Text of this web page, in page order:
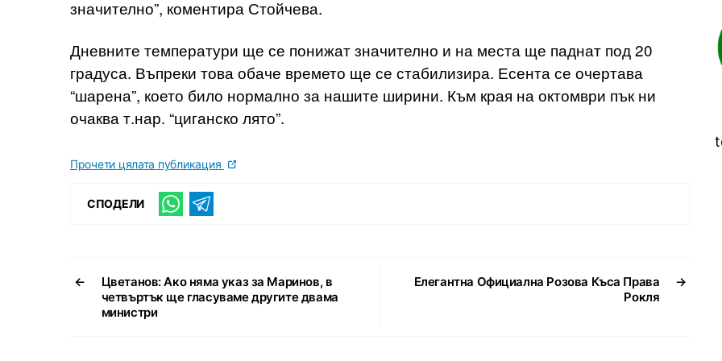
значително”, коментира Стойчева.
Дневните температури ще се понижат значително и на места ще паднат под 20
градуса. Въпреки това обаче времето ще се стабилизира. Есента се очертава
“шарена”, което било нормално за нашите ширини. Към края на октомври пък ни
очаква т.нар. “циганско лято”.
Прочети цялата публикация
СПОДЕЛИ
←
Цветанов: Ако няма указ за Маринов, в
четвъртък ще гласуваме другите двама
министри
→
Елегантна Официална Розова Къса Права
Рокля